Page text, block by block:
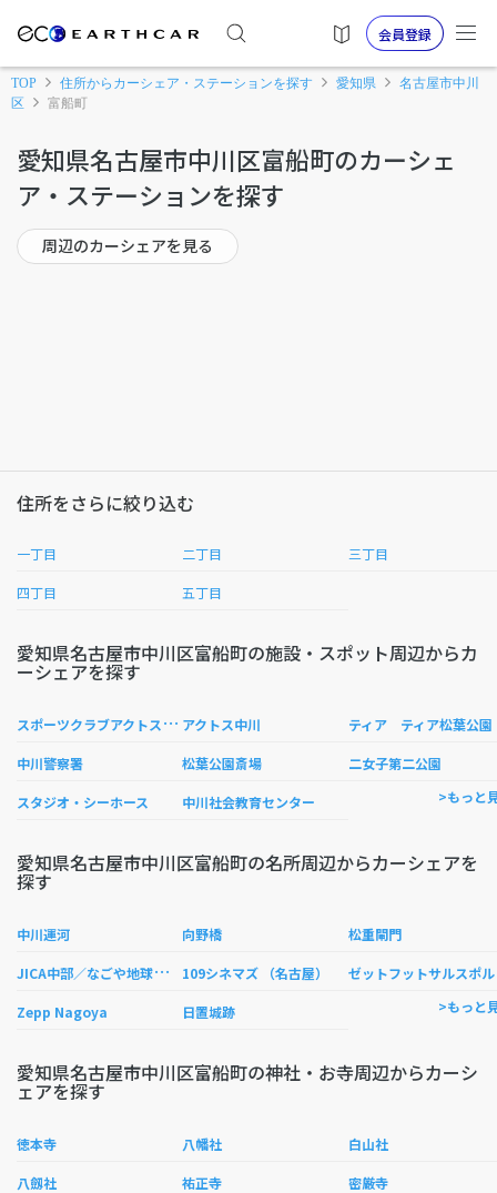
会員登録
TOP 住所からカーシェア・ステーションを探す 愛知県
名古屋市中川
区
富船町
愛知県名古屋市中川区富船町のカーシェ
ア・ステーションを探す
周辺のカーシェアを見る
住所をさらに絞り込む
一丁目 二丁目 三丁目
四丁目 五丁目
愛知県名古屋市中川区富船町の施設・スポット周辺からカ
ーシェアを探す
ス
ポーツクラブアクトス中川 アクトス中川 ティア ティア松葉公園
中川警察署 松葉公園斎場 二女子第二公園
スタジオ・シーホース 中川社会教育センター >もっと
愛知県名古屋市中川区富船町の名所周辺からカーシェアを
探す
中川運河 向野橋 松重閘門
J
ICA中部／なごや地球ひろば 109シネマズ （名古屋） ッ
Zepp Nagoya 日置城跡 >もっと
愛知県名古屋市中川区富船町の神社・お寺周辺からカーシ
ェアを探す
徳本寺 八幡社 白山社
八劔社 祐正寺 密厳寺